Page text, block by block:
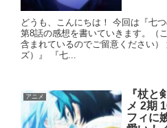
どうも、こんにちは！ 今回は『七
第8話の感想を書いていきます。（
含まれているのでご留意ください
ズ）』 『七...
アニメ
『杖と
メ 2期
フィに